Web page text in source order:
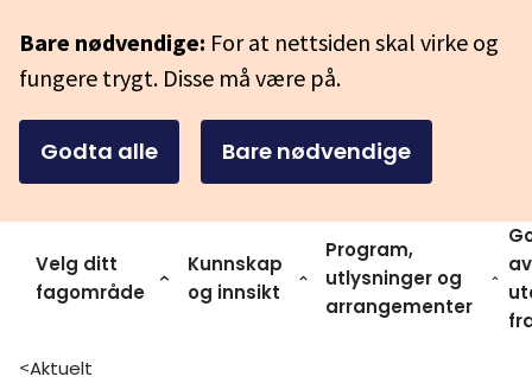
Bare nødvendige: For at nettsiden skal virke og
fungere trygt. Disse må være på.
Godta alle Bare nødvendige
Velg ditt
fagområde
Kunnskap
og innsikt
Program,
utlysninger og
arrangementer
av
>Aktuelt